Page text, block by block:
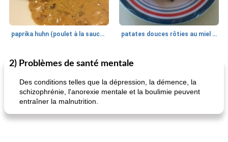
paprika huhn (poulet à la sauce paprika). patates douces rôties au miel / kumara
25min
Petit déjeuner et brunch Viande et volaille
2) Problèmes de santé mentale
Des conditions telles que la dépression, la démence, la
schizophrénie, l'anorexie mentale et la boulimie peuvent
entraîner la malnutrition.